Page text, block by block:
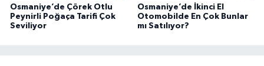
Osmaniye’de Çörek Otlu
Peynirli Poğaça Tarifi Çok
Seviliyor
Osmaniye’de İkinci El
Otomobilde En Çok Bunlar
mı Satılıyor?